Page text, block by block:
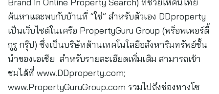
ค้นหาและพบกับบ้านที่ “ใช่” สำหรับตัวเอง DDproperty
เป็นเว็บไซต์ในเครือ PropertyGuru Group (พร็อพเพอร์ตี้
กูรู กรุ๊ป) ซึ่งเป็นบริษัทด้านเทคโนโลยีอสังหาริมทรัพย์ชั้น
นำของเอเชีย สำหรับรายละเอียดเพิ่มเติม สามารถเข้า
ชมได้ที่ www.DDproperty.com;
www.PropertyGuruGroup.com รวมไปถึงช่องทางโซ